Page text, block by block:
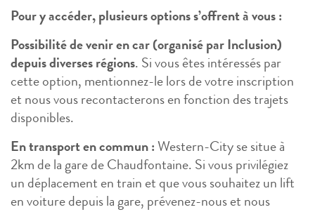
Pour y accéder, plusieurs options s’offrent à vous :
Possibilité de venir en car (organisé par Inclusion)
depuis diverses régions. Si vous êtes intéressés par
cette option, mentionnez-le lors de votre inscription
et nous vous recontacterons en fonction des trajets
disponibles.
En transport en commun : Western-City se situe à
2km de la gare de Chaudfontaine. Si vous privilégiez
un déplacement en train et que vous souhaitez un lift
en voiture depuis la gare, prévenez-nous et nous